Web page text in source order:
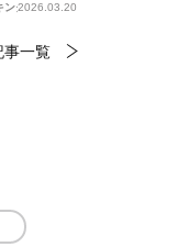
ングダム 自分の音を鳴らせ。
2026.03.20
事一覧